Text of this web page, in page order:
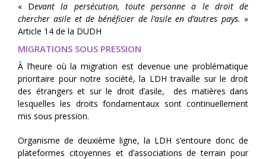
« Devant la persécution, toute personne a le droit de
chercher asile et de bénéficier de l’asile en d’autres pays. »
Article 14 de la DUDH
MIGRATIONS SOUS PRESSION
À l’heure où la migration est devenue une problématique
prioritaire pour notre société, la LDH travaille sur le droit
des étrangers et sur le droit d’asile, des matières dans
lesquelles les droits fondamentaux sont continuellement
mis sous pression.
Organisme de deuxième ligne, la LDH s’entoure donc de
plateformes citoyennes et d’associations de terrain pour